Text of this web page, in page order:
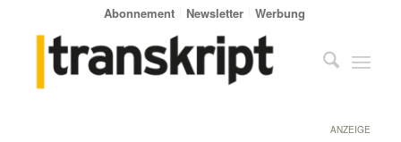
Abonnement Newsletter Werbung
ANZEIGE